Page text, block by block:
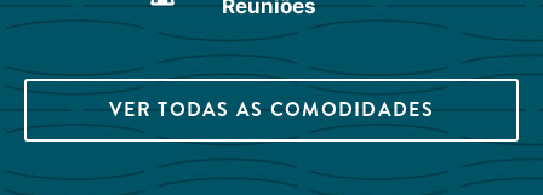
Reuniões
VER TODAS AS COMODIDADES